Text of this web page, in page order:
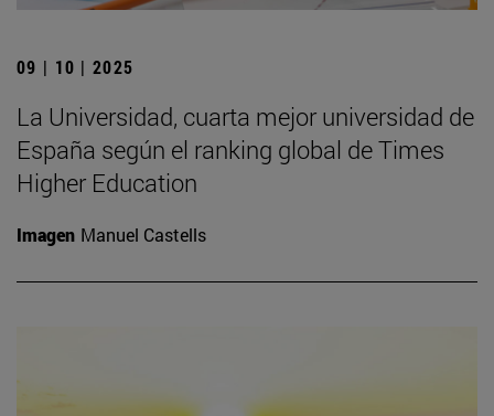
09 | 10 | 2025
La Universidad, cuarta mejor universidad de
España según el ranking global de Times
Higher Education
Imagen Manuel Castells